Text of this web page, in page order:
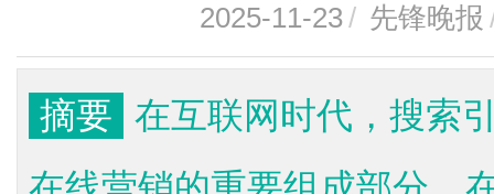
2025-11-23/ 先锋晚报
摘要 在互联网时代，搜索